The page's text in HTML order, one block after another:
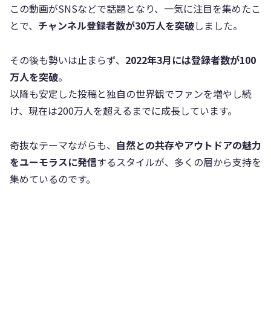
この動画がSNSなどで話題となり、一気に注目を集めたこ
とで、 チャンネル登録者数が30万人を突破しました。
その後も勢いは止まらず、 2022年3月には登録者数が100
万人を突破。
以降も安定した投稿と独自の世界観でファンを増やし続
け、現在は200万人を超えるまでに成長しています。
奇抜なテーマながらも、 自然との共存やアウトドアの魅力
をユーモラスに発信するスタイルが、多くの層から支持を
集めているのです。